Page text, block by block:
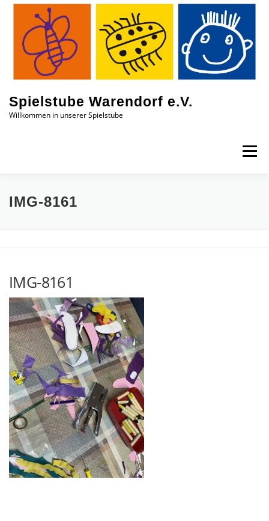
Zum
springen
Spielstube Warendorf e.V.
Willkommen in unserer Spielstube
Menü
DAS SIND WIR
IMG-8161
IMG-8161